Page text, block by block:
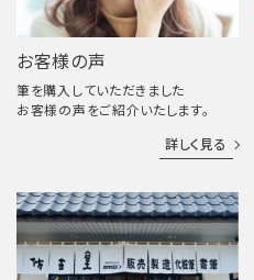
お客様の声
筆を購入していただきました
お客様の声をご紹介いたします。
詳しく見る